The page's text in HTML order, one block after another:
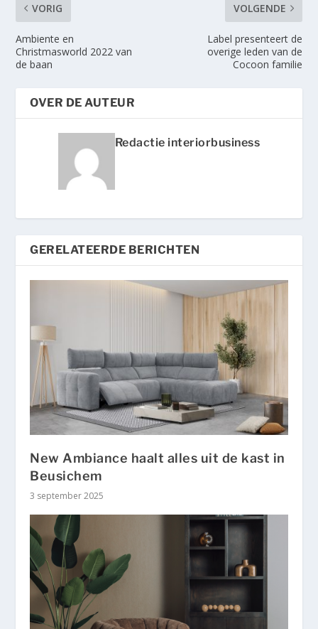
VORIG
Ambiente en
Christmasworld 2022 van
de baan
VOLGENDE
Label presenteert de
overige leden van de
Cocoon familie
OVER DE AUTEUR
Redactie interiorbusiness
GERELATEERDE BERICHTEN
New Ambiance haalt alles uit de kast in
Beusichem
3 september 2025